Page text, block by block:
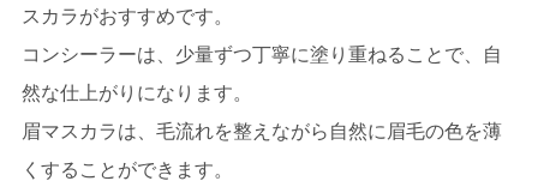
スカラがおすすめです。
コンシーラーは、少量ずつ丁寧に塗り重ねることで、自
然な仕上がりになります。
眉マスカラは、毛流れを整えながら自然に眉毛の色を薄
くすることができます。